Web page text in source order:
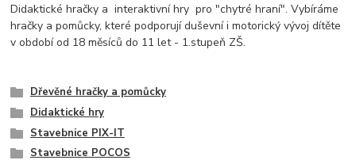
Didaktické hračky a interaktivní hry pro "chytré hraní". Vybíráme
hračky a pomůcky, které podporují duševní i motorický vývoj dítěte
v období od 18 měsíců do 11 let - 1.stupeň ZŠ.
Dřevěné hračky a pomůcky
Didaktické hry
Stavebnice PIX-IT
Stavebnice POCOS